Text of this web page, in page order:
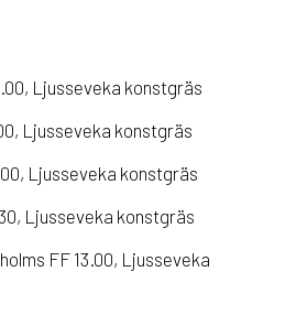
Ljusseveka konstgräs
Ljusseveka konstgräs
Ljusseveka konstgräs
Ljusseveka konstgräs
FF 13.00, Ljusseveka